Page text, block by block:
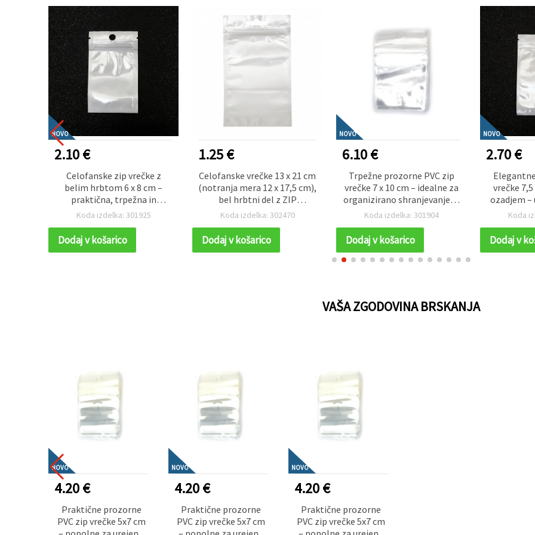
NOVO
2.10 €
Celofanske zip vrečke z
belim hrbtom 6 x 8 cm –
praktična, trpežna in
elegantna embalaža za
Koda izdelka: 301925
Dodaj v košarico
1.25 €
Celofanske vrečke 13 x 21 cm
(notranja mera 12 x 17,5 cm),
bel hrbtni del z ZIP
zapiranjem (kanal), luknja za
Koda izdelka: 302470
Dodaj v košarico
NOVO
6.10 €
Trpežne prozorne PVC zip
vrečke 7 x 10 cm – idealne za
organizirano shranjevanje in
razstavljanje ustvarjalnega
Koda izdelka: 301904
Dodaj v košarico
NOVO
2.70 €
vrečke
ozadjem –
in Koda
Dodaj v
VAŠA ZGODOVINA BRSKANJA
NOVO
4.20 €
Praktične prozorne
PVC zip vrečke 5x7 cm
NOVO
4.20 €
Praktične prozorne
PVC zip vrečke 5x7 cm
NOVO
4.20 €
Praktične prozorne
PVC zip vrečke 5x7 cm